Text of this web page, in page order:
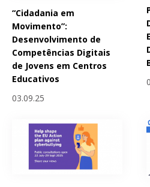
“Cidadania em
Movimento”:
Desenvolvimento de
Competências Digitais
de Jovens em Centros
Educativos
03.09.25